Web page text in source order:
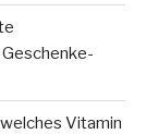
Vitamin